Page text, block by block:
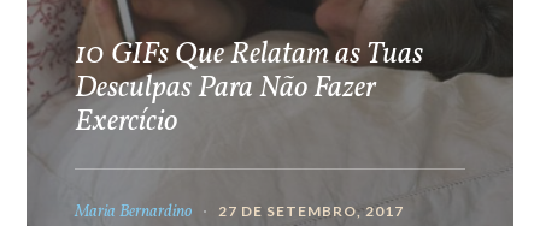
10 GIFs Que Relatam as Tuas
Desculpas Para Não Fazer
Exercício
Maria Bernardino 27 DE SETEMBRO, 2017